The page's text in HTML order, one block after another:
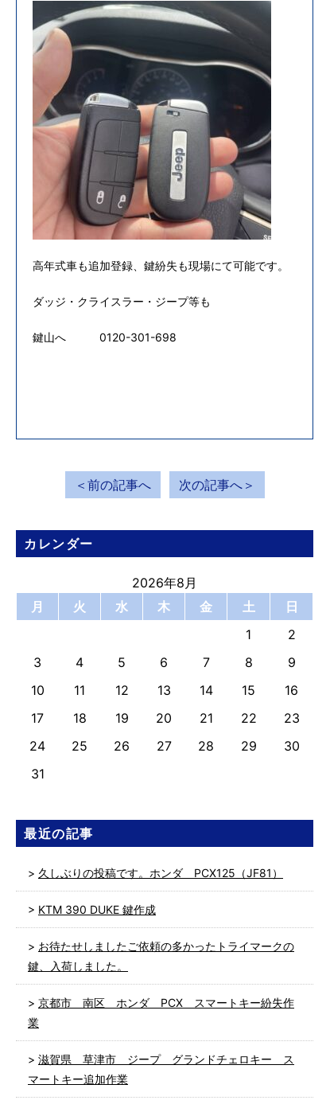
高年式車も追加登録、鍵紛失も現場にて可能です。
ダッジ・クライスラー・ジープ等も
鍵山へ 0120-301-698
＜前の記事へ 次の記事へ＞
カレンダー
2026年8月
月
火 水 木 金 土
日
1
2
3
4 5 6 7 8
9
10
11 12 13 14 15
16
17
18 19 20 21 22
23
24
25 26 27 28 29
30
31
最近の記事
久しぶりの投稿です。ホンダ PCX125（JF81）
KTM 390 DUKE 鍵作成
お待たせしましたご依頼の多かったトライマークの
鍵、入荷しました。
京都市 南区 ホンダ PCX スマートキー紛失作
業
滋賀県 草津市 ジープ グランドチェロキー ス
マートキー追加作業